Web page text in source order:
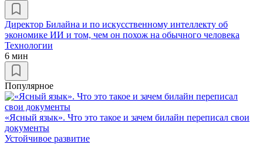
Директор Билайна и по искусственному интеллекту об
экономике ИИ и том, чем он похож на обычного человека
Технологии
6 мин
Популярное
«Ясный язык». Что это такое и зачем билайн переписал свои
документы
Устойчивое развитие